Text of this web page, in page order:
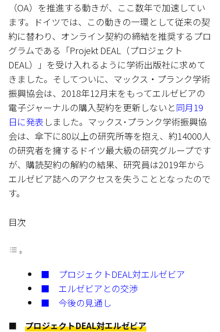
（OA）を推進する動きが、ここ数年で加速してい
ます。ドイツでは、この動きの一環として従来の契
約に替わり、オンライン契約の締結を推奨するプロ
グラムである「Projekt DEAL（プロジェクト
DEAL）」を受け入れるように学術出版社に求めて
きました。そしてついに、マックス・プランク学術
振興協会は、2018年12月末をもってエルゼビアの
電子ジャーナルの購入契約を更新しないと同月19
日に発表 しました。マックス･プランク学術振興協
会は、傘下に80以上の研究所等を抱え、約14000人
の研究者を擁するドイツ最大級の研究グループです
が、購読契約の解約の結果、研究員は2019年から
エルゼビア誌へのアクセスを失うこととなったので
す。
目次
■ プロジェクトDEAL対エルゼビア
■ エルゼビアとの交渉
■ 今後の見通し
■ プロジェクトDEAL対エルゼビア